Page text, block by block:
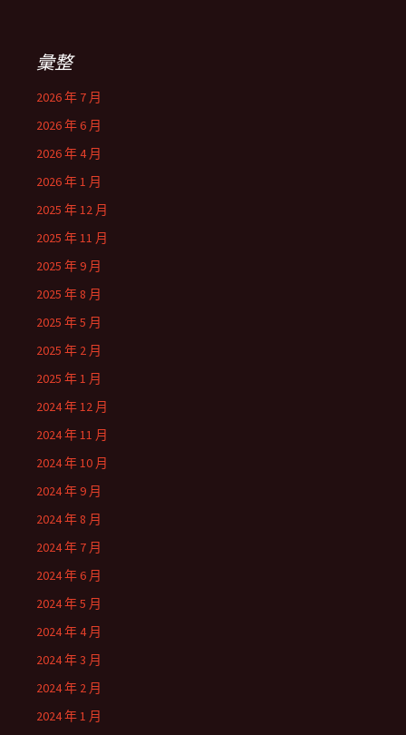
彙整
2026 年 7 月
2026 年 6 月
2026 年 4 月
2026 年 1 月
2025 年 12 月
2025 年 11 月
2025 年 9 月
2025 年 8 月
2025 年 5 月
2025 年 2 月
2025 年 1 月
2024 年 12 月
2024 年 11 月
2024 年 10 月
2024 年 9 月
2024 年 8 月
2024 年 7 月
2024 年 6 月
2024 年 5 月
2024 年 4 月
2024 年 3 月
2024 年 2 月
2024 年 1 月